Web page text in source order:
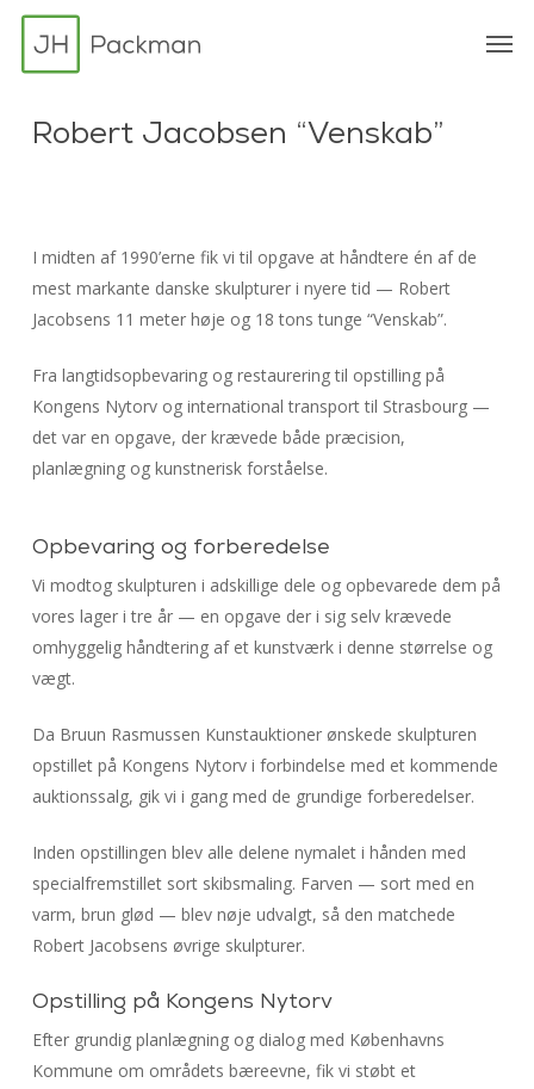
Skip
main
Robert Jacobsen “Venskab”
I midten af 1990’erne fik vi til opgave at håndtere én af de
mest markante danske skulpturer i nyere tid — Robert
Jacobsens 11 meter høje og 18 tons tunge “Venskab”.
Fra langtidsopbevaring og restaurering til opstilling på
Kongens Nytorv og international transport til Strasbourg —
det var en opgave, der krævede både præcision,
planlægning og kunstnerisk forståelse.
Opbevaring og forberedelse
Vi modtog skulpturen i adskillige dele og opbevarede dem på
vores lager i tre år — en opgave der i sig selv krævede
omhyggelig håndtering af et kunstværk i denne størrelse og
vægt.
Da Bruun Rasmussen Kunstauktioner ønskede skulpturen
opstillet på Kongens Nytorv i forbindelse med et kommende
auktionssalg, gik vi i gang med de grundige forberedelser.
Inden opstillingen blev alle delene nymalet i hånden med
specialfremstillet sort skibsmaling. Farven — sort med en
varm, brun glød — blev nøje udvalgt, så den matchede
Robert Jacobsens øvrige skulpturer.
Opstilling på Kongens Nytorv
Efter grundig planlægning og dialog med Københavns
Kommune om områdets bæreevne, fik vi støbt et